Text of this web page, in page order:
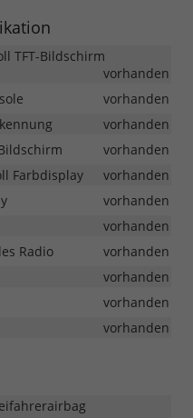
TFT-Bildschirm
vorhanden
vorhanden
vorhanden
vorhanden
Farbdisplay
vorhanden
vorhanden
vorhanden
Radio
vorhanden
vorhanden
vorhanden
vorhanden